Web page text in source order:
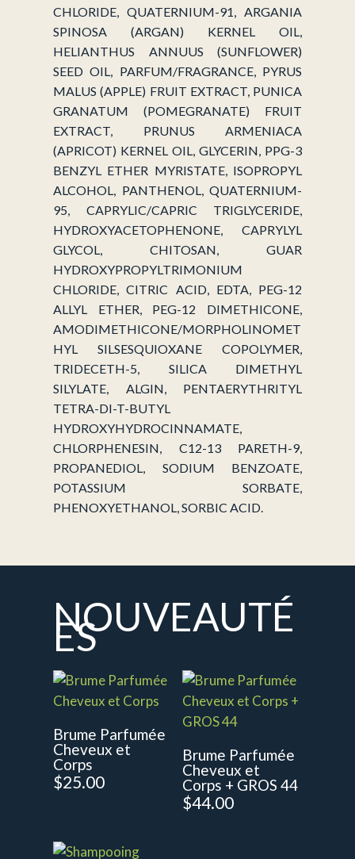
CHLORIDE, QUATERNIUM-91, ARGANIA
SPINOSA (ARGAN) KERNEL OIL,
HELIANTHUS ANNUUS (SUNFLOWER)
SEED OIL, PARFUM/FRAGRANCE, PYRUS
MALUS (APPLE) FRUIT EXTRACT, PUNICA
GRANATUM (POMEGRANATE) FRUIT
EXTRACT, PRUNUS ARMENIACA
(APRICOT) KERNEL OIL, GLYCERIN, PPG-3
BENZYL ETHER MYRISTATE, ISOPROPYL
ALCOHOL, PANTHENOL, QUATERNIUM-
95, CAPRYLIC/CAPRIC TRIGLYCERIDE,
HYDROXYACETOPHENONE, CAPRYLYL
GLYCOL, CHITOSAN, GUAR
HYDROXYPROPYLTRIMONIUM
CHLORIDE, CITRIC ACID, EDTA, PEG-12
ALLYL ETHER, PEG-12 DIMETHICONE,
AMODIMETHICONE/MORPHOLINOMET
HYL SILSESQUIOXANE COPOLYMER,
TRIDECETH-5, SILICA DIMETHYL
SILYLATE, ALGIN, PENTAERYTHRITYL
TETRA-DI-T-BUTYL
HYDROXYHYDROCINNAMATE,
CHLORPHENESIN, C12-13 PARETH-9,
PROPANEDIOL, SODIUM BENZOATE,
POTASSIUM SORBATE,
PHENOXYETHANOL, SORBIC ACID.
NOUVEAUTÉ
ES
Brume Parfumée
Cheveux et
Corps
$25.00
Brume Parfumée
Cheveux et
Corps + GROS 44
$44.00